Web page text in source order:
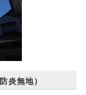
炎無地）